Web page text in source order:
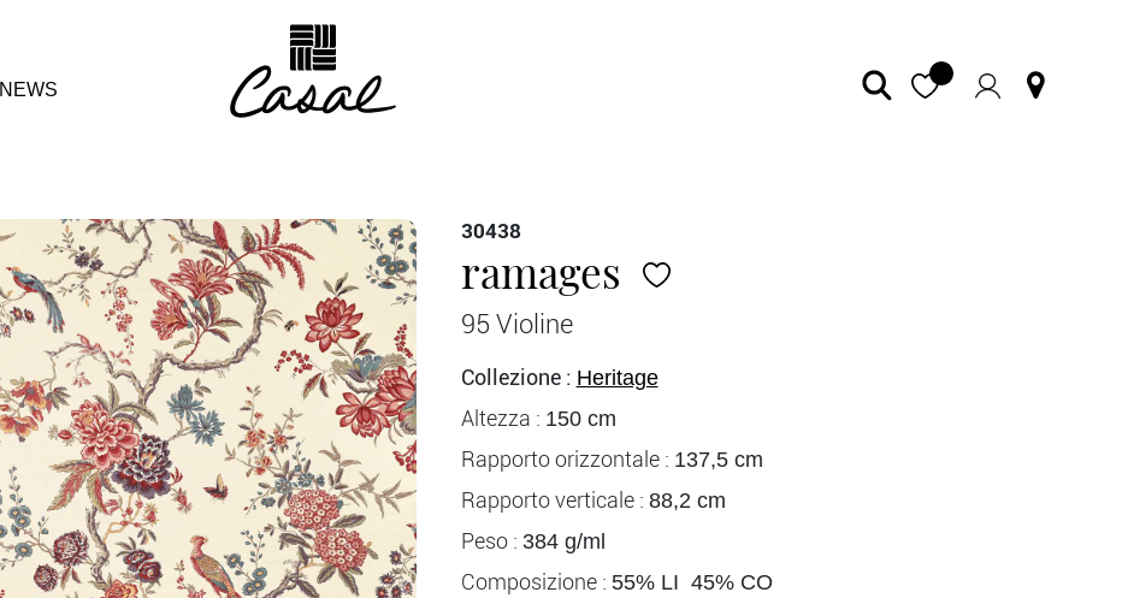
NEWS
30438
ramages
95 Violine
Collezione : Heritage
Altezza : 150 cm
Rapporto orizzontale : 137,5 cm
Rapporto verticale : 88,2 cm
Peso : 384 g/ml
Composizione : 55% LI 45% CO